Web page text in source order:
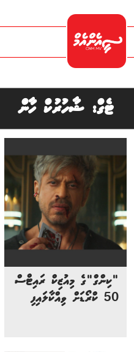
ޓެގް: ޝާހުރުކް ހާން
"ކިންގް"ގެ މިއުޒިކް ރައިޓްސް
50 ކްރޯޑަށް ވިއްކާލައިފި